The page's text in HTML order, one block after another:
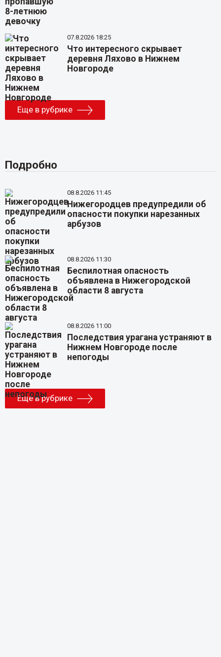
07.8.2026 18:25
Что интересного скрывает
деревня Ляхово в Нижнем
Новгороде
Еще в рубрике
Подробно
08.8.2026 11:45
Нижегородцев предупредили об
опасности покупки нарезанных
арбузов
08.8.2026 11:30
Беспилотная опасность
объявлена в Нижегородской
области 8 августа
08.8.2026 11:00
Последствия урагана устраняют в
Нижнем Новгороде после
непогоды
Еще в рубрике